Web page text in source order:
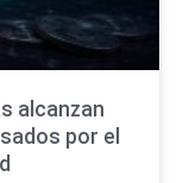
alcanzan
por el